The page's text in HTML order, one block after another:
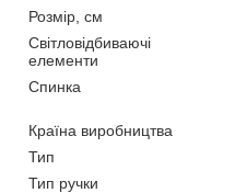
Розмір, см
Світловідбиваючі
елементи
Спинка
Країна виробництва
Тип
Тип ручки